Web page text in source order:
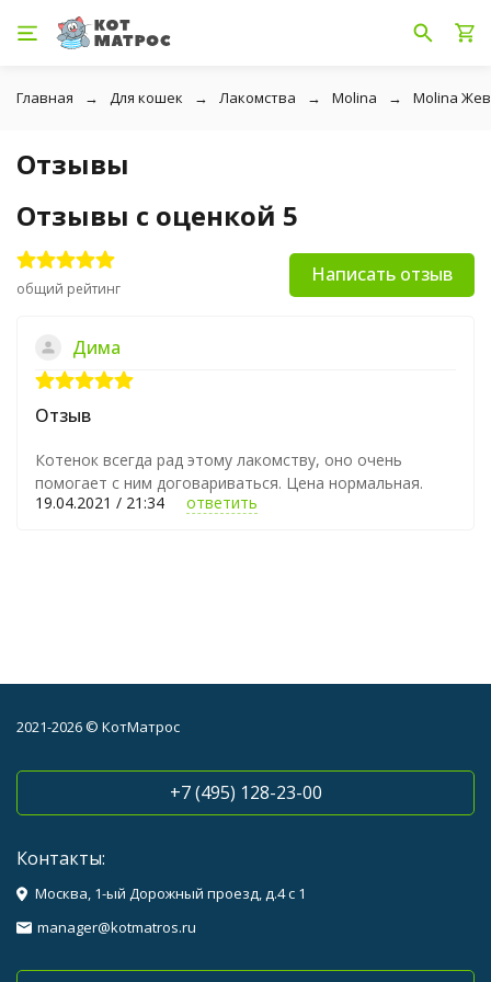
Главная Для кошек Лакомства Molina Molina
Отзывы
Отзывы с оценкой 5
общий рейтинг
Написать отзыв
Дима
Отзыв
Котенок всегда рад этому лакомству, оно очень
помогает с ним договариваться. Цена нормальная.
19.04.2021 / 21:34
ответить
2021-2026 © КотМатрос
+7 (495) 128-23-00
Контакты:
Москва, 1-ый Дорожный проезд, д.4 с 1
manager@kotmatros.ru